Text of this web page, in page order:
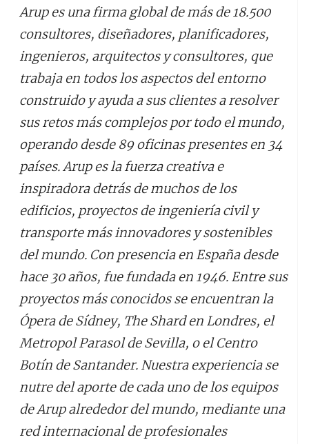
Arup es una firma global de más de 18.500
consultores, diseñadores, planificadores,
ingenieros, arquitectos y consultores, que
trabaja en todos los aspectos del entorno
construido y ayuda a sus clientes a resolver
sus retos más complejos por todo el mundo,
operando desde 89 oficinas presentes en 34
países. Arup es la fuerza creativa e
inspiradora detrás de muchos de los
edificios, proyectos de ingeniería civil y
transporte más innovadores y sostenibles
del mundo. Con presencia en España desde
hace 30 años, fue fundada en 1946. Entre sus
proyectos más conocidos se encuentran la
Ópera de Sídney, The Shard en Londres, el
Metropol Parasol de Sevilla, o el Centro
Botín de Santander. Nuestra experiencia se
nutre del aporte de cada uno de los equipos
de Arup alrededor del mundo, mediante una
red internacional de profesionales